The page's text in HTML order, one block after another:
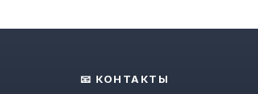
📧 КОНТАКТЫ